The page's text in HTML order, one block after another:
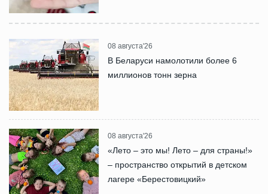
08 августа'26
В Беларуси намолотили более 6
миллионов тонн зерна
08 августа'26
«Лето – это мы! Лето – для страны!»
– пространство открытий в детском
лагере «Берестовицкий»